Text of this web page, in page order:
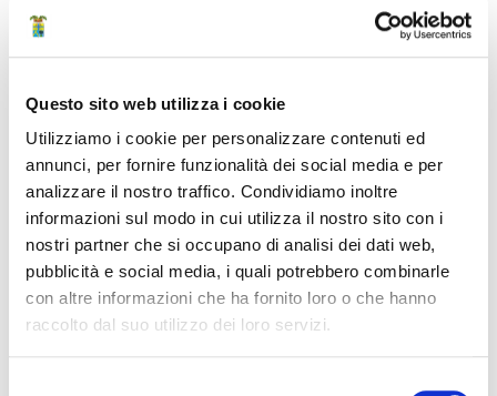
Questo sito web utilizza i cookie
Utilizziamo i cookie per personalizzare contenuti ed
annunci, per fornire funzionalità dei social media e per
analizzare il nostro traffico. Condividiamo inoltre
informazioni sul modo in cui utilizza il nostro sito con i
nostri partner che si occupano di analisi dei dati web,
pubblicità e social media, i quali potrebbero combinarle
con altre informazioni che ha fornito loro o che hanno
raccolto dal suo utilizzo dei loro servizi.
Nella sezione allegati a destra è pubblicato il file PDF con
informazioni su cosa fare se si hanno sintomi respiratori e si
si è stati a contatto con persone risultate positive a COVID-
19, o anche se non si hanno sintomi ma si è soggiornato
negli ultimi 14 giorni in zone a rischio.
Documenti
Numeri di telefono utili Coronavirus